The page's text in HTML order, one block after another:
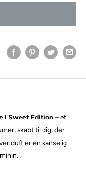
i Sweet Edition– et
skabt til dig, der
duft er en sanselig